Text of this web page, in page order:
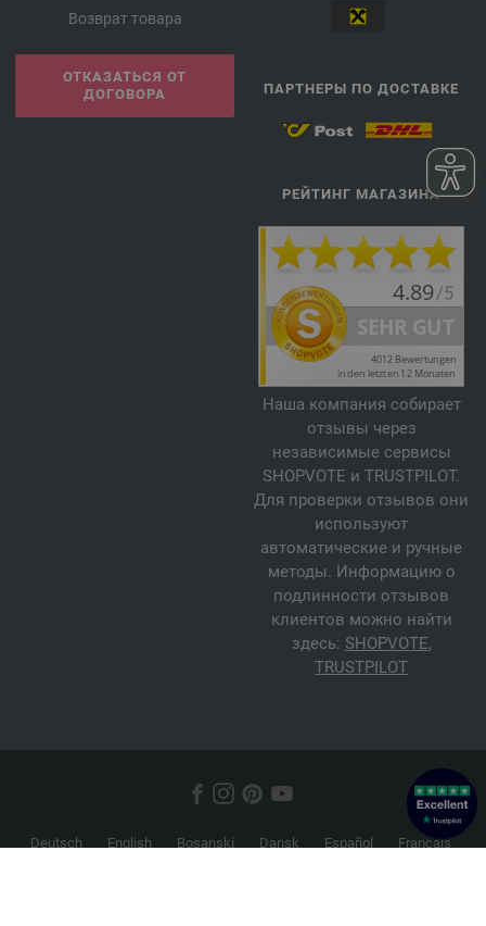
Возврат товара
ОТКАЗАТЬСЯ ОТ
ДОГОВОРА
ПАРТНЕРЫ ПО ДОСТАВКЕ
РЕЙТИНГ МАГАЗИНА
Наша компания собирает
отзывы через
независимые сервисы
SHOPVOTE и TRUSTPILOT.
Для проверки отзывов они
используют
автоматические и ручные
методы. Информацию о
подлинности отзывов
клиентов можно найти
здесь: SHOPVOTE,
TRUSTPILOT
Deutsch English Bosanski Dansk Español
Français